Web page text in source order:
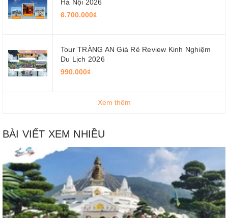
Hà Nội 2026
6.700.000₫
Tour TRÀNG AN Giá Rẻ Review Kinh Nghiệm
Du Lịch 2026
990.000₫
Xem thêm
BÀI VIẾT XEM NHIỀU